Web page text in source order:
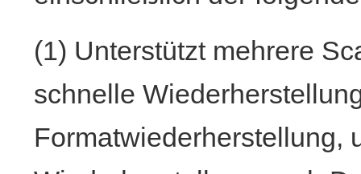
(1) Unterstützt mehrere
schnelle
Formatwiederherstellung,